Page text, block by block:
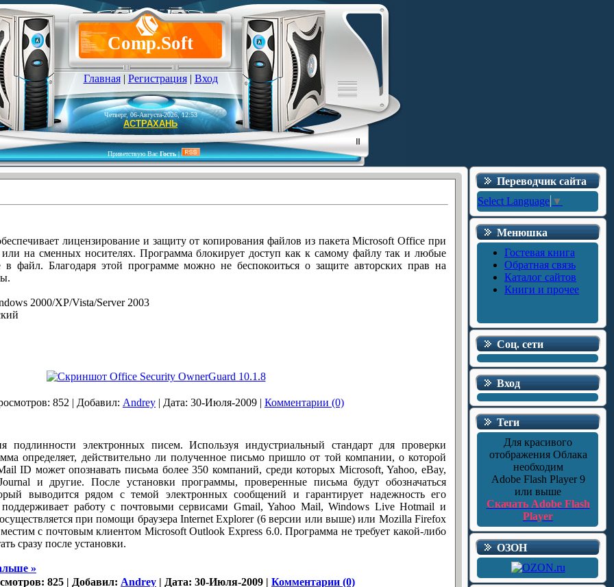
Comp.Soft
Главная| Регистрация| Вход
Четверг, 06-Августа-2026, 12:53
АСТРАХАНЬ
Приветствую Вас Гость|
лицензирование и защиту от копирования файлов из пакета Microsoft Office при
или на сменных носителях. Программа блокирует доступ как к самому файлу так и любые
файл. Благодаря этой программе можно не беспокоиться о защите авторских прав на
2000/XP/Vista/Server 2003
852 | Добавил: Andrey | Дата: 30-Июля-2009 | Комментарии (0)
подлинности электронных писем. Используя индустриальный стандарт для проверки
определяет, действительно ли полученное письмо пришло от той компании, о которой
ID может опознавать письма более 350 компаний, среди которых Microsoft, Yahoo, eBay,
и другие. После установки программы, проверенные письма будут обозначаться
выводится рядом с темой электронных сообщений и гарантирует надежность его
работу с почтовыми сервисами Gmail, Yahoo Mail, Windows Live Hotmail и
при помощи браузера Internet Explorer (6 версии или выше) или Mozilla Firefox
с почтовым клиентом Microsoft Outlook Express 6.0. Программа не требует какой-либо
сразу после установки.
»
825 | Добавил: Andrey | Дата: 30-Июля-2009 | Комментарии (0)
Переводчик сайта
Select Language ▼
Менюшка
Гостевая книга
Обратная связь
Каталог сайтов
Книги и прочее
Соц. сети
Вход
Теги
Для красивого
отображения Облака
необходим
Adobe Flash Player 9
или выше
Скачать Adobe Flash
Player
ОЗОН